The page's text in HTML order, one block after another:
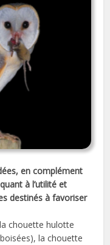
en complément
à l’utilité et
destinés à favoriser
chouette hulotte
la chouette